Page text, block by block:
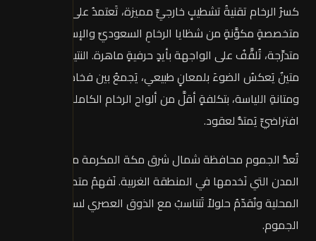
كسرُ الرخام تقنيةُ تشطيبٍ خارجيٍّ مميزة، تَعتمدُ على لياسةٍ
متخصصةٍ مكوَّنةٍ من شظايا الرخامِ السعوديِّ والإسبانيِّ بأحجامٍ
متدرِّجة، تُلقَّفُ على الواجهة بأيدٍ حرفيةٍ ماهرة. النتيجةُ سطحٌ
متينٌ يَعكسُ الضوءَ بلمعانٍ طبيعي، يَجمعُ بين فخامةِ الرخام
ومتانةِ اللياسة، بتكلفةٍ أقلَّ من ألواح الرخام الكاملة وعمرٍ
افتراضيٍّ يَمتدُّ لعقود.
تُعدُّ الجموم محافظة شمال شرق مكة المكرمة من أهم
المدن التي نَخدمها في المنطقة الغربية. نَفهمُ متطلبات السوق
المحلية ونُقدّمُ حلولاً تَتناسبُ مع الذوق العصري لسكان
الجموم.